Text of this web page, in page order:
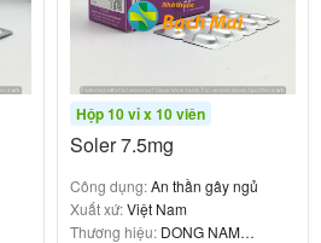
Mefidex® cùng với các
ý kiến bác sĩ nếu người
thuốc khác.
khi ăn. Không được uống rượu
dùng Mefidex® do có thể làm
Hộp 10 vỉ x 10 viên
Soler 7.5mg
Công dụng:An thần gây ngủ
Xuất xứ:Việt Nam
Thương hiệu: DONG NAM